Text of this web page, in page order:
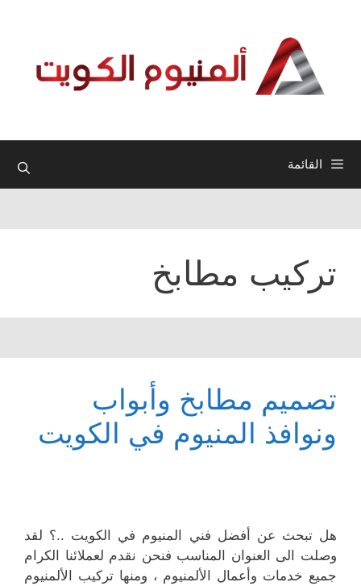
القائمة
تركيب مطابخ
تصميم مطابخ وأبواب
ونوافذ المنيوم في الكويت
هل تبحث عن أفضل فني المنيوم في الكويت ..؟ لقد
وصلت الى العنوان المناسب فنحن نقدم لعملائنا الكرام
جميع خدمات وأعمال الألمنيوم ، ومنها تركيب الألمنيوم